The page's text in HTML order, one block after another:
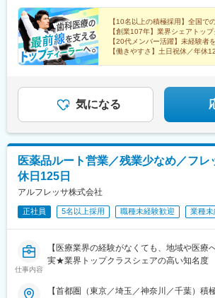
町駅、神奈川駅、美章園駅、深堀町駅、西
茶ノ水駅、池ノ上駅、護国寺駅、神戸駅(兵
駅(神戸新交通)、東葉勝田台駅、荏原町駅、
早稲田駅(都電荒川線)、東大前駅、中延駅、
駅、豊津駅(大阪府)、中崎町駅、牛込神楽
県)、鰭ケ崎駅、人吉駅、通町筋駅、鎌ケ谷
駅、四天王寺前夕陽ケ丘駅、今池駅(大阪府
駅、杉並町駅、上中里駅、神谷町駅、新小
戸越銀座駅、国会議事堂前駅、新福島駅、
駅、熊本城・市役所前駅
路店＜九州エリア＞■鹿児島支店■熊本店■
8518 愛知県豊橋市八町通5-7☆豊橋駅より
『豊橋公園前下車』徒歩5分※敷地内喫煙可
駅、神水交差点駅、美栄橋駅、日の出駅(東
駅、八王子駅、ドーム前千代崎駅、騎射場
ノ水駅、関内駅、九条駅(大阪府)、二中通駅
【10名以上の積極採用】全国で
【創業107年】業界シェアトップ
【20代メンバー活躍】未経験者
【働きやすさ】土日祝休／年休
気になる
医薬品ルート営業／残業少なめ／フレ
休日125日
アルフレッサ株式会社
正社員 5名以上採用 職種未経験歓迎 業種未
仕事内容
【医療業界の経験がなくても、地域や医療
実★業界トップクラスシェアの高い知名度
【首都圏（東京／埼玉／神奈川／千葉）